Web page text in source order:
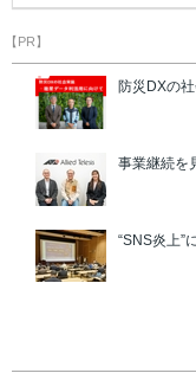
【PR】
防災DXの
事業継続を
“SNS炎上”